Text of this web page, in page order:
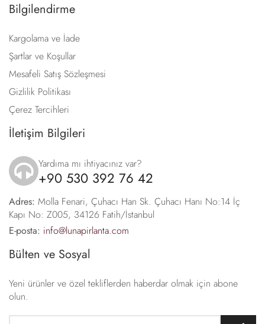
Bilgilendirme
Kargolama ve İade
Şartlar ve Koşullar
Mesafeli Satış Sözleşmesi
Gizlilik Politikası
Çerez Tercihleri
İletişim Bilgileri
icon
Yardıma mı ihtiyacınız var?
+90 530 392 76 42
Adres: Molla Fenari, Çuhacı Han Sk. Çuhacı Hanı No:14 İç
Kapı No: Z005, 34126 Fatih/İstanbul
E-posta: info@lunapirlanta.com
Bülten ve Sosyal
Yeni ürünler ve özel tekliflerden haberdar olmak için abone
olun.